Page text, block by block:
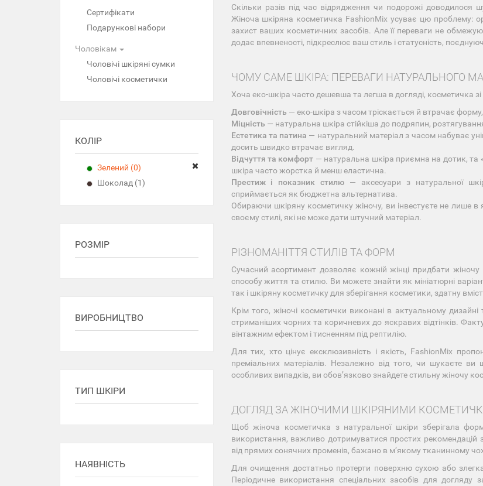
Сертифікати
Подарункові набори
Чоловікам
Чоловічі шкіряні сумки
Чоловічі косметички
КОЛІР
Зелений (0)
Шоколад (1)
РОЗМІР
ВИРОБНИЦТВО
ТИП ШКІРИ
НАЯВНІСТЬ
Скільки разів під час відрядження чи подорожі доводилося
Жіноча шкіряна косметичка FashionMix усуває цю проблему:
захист ваших косметичних засобів. Але її переваги не
додає впевненості, підкреслює ваш стиль і статусність,
ЧОМУ САМЕ ШКІРА: ПЕРЕВАГИ НАТУРАЛЬНОГО
Хоча еко-шкіра часто дешевша та легша в догляді, косметичка
Довговічність — еко-шкіра з часом тріскається й втрачає
Міцність — натуральна шкіра стійкіша до подряпин,
Естетика та патина — натуральний матеріал з часом набуває
досить швидко втрачає вигляд.
Відчуття та комфорт — натуральна шкіра приємна на дотик, та
шкіра часто жорстка й менш еластична.
Престиж і показник стилю — аксесуари з натуральної
сприймається як бюджетна альтернатива.
Обираючи шкіряну косметичку жіночу, ви інвестуєте не лише в
своєму стилі, які не може дати штучний матеріал.
РІЗНОМАНІТТЯ СТИЛІВ ТА ФОРМ
Сучасний асортимент дозволяє кожній жінці придбати жіночу
способу життя та стилю. Ви можете знайти як мініатюрні
так і шкіряну косметичку для зберігання косметики, здатну
Крім того, жіночі косметички виконані в актуальному
стриманіших чорних та коричневих до яскравих відтінків.
вінтажним ефектом і тисненням під рептилію.
Для тих, хто цінує ексклюзивність і якість, FashionMix
преміальних матеріалів. Незалежно від того, чи шукаєте
особливих випадків, ви обовʼязково знайдете стильну жіночу
ДОГЛЯД ЗА ЖІНОЧИМИ ШКІРЯНИМИ
Щоб жіноча косметичка з натуральної шкіри зберігала
використання, важливо дотримуватися простих рекомендацій
від прямих сонячних променів, бажано в м’якому тканинному
Для очищення достатньо протерти поверхню сухою або
Періодичне використання спеціальних засобів для